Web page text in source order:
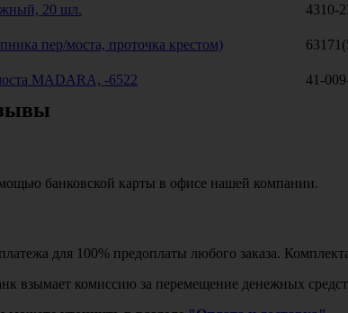
20 шл. 4310-
пер/моста, проточка крестом)
MADARA, -6522 41-
банковской карты в офисе нашей компании.
для 100% предоплаты любого заказа.
комиссию за перемещение денежных